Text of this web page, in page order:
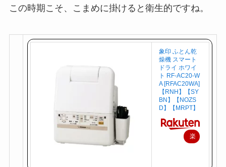
この時期こそ、こまめに掛けると衛生的ですね。
象印 ふとん乾
燥機 スマート
ドライ ホワイ
ト RF-AC20-W
A [RFAC20WA]
【RNH】【SY
BN】【NOZS
D】【MRPT】
楽